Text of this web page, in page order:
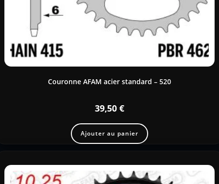
Couronne AFAM acier standard – 520
39,50 €
Ajouter au panier